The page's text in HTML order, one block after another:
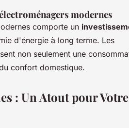
modernes
comporte un
d'énergie à long terme. Les
non seulement une
confort domestique.
: Un Atout pour Votre